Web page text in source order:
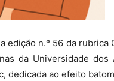
edição n.º 56 da rubrica
da Universidade
dedicada ao efeito